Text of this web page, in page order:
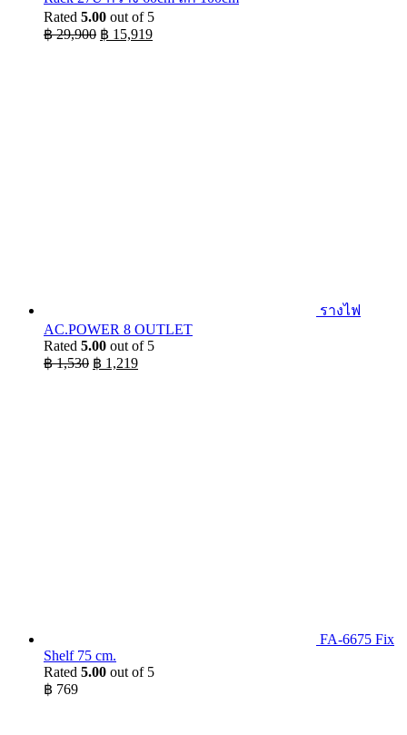
Rated 5.00 out of 5
฿29,900 Original
฿ 15,919Current
รางไฟ
AC.POWER 8 OUTLET
Rated 5.00 out of 5
฿1,530 Original
฿ 1,219Current
FA-6675 Fix
Shelf 75 cm.
Rated 5.00 out of 5
฿ 769